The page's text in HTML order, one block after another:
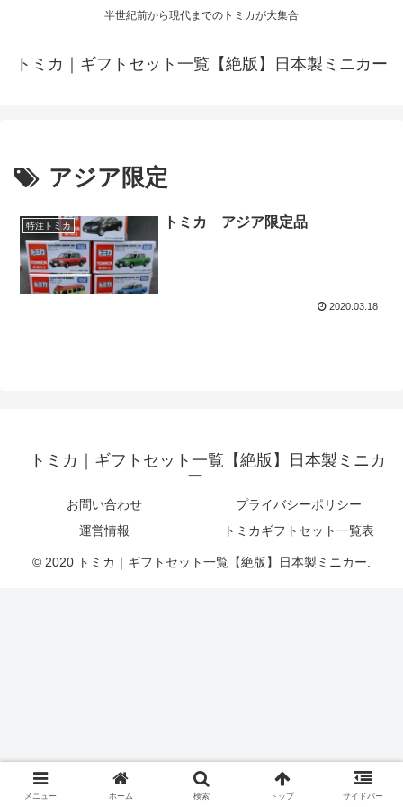
半世紀前から現代までのトミカが大集合
トミカ｜ギフトセット一覧【絶版】日本製ミニカー
アジア限定
特注トミカ トミカ アジア限定品
2020.03.18
トミカ｜ギフトセット一覧【絶版】日本製ミニカ
ー
お問い合わせ
プライバシーポリシー
運営情報
トミカギフトセット一覧表
© 2020 トミカ｜ギフトセット一覧【絶版】日本製ミニカー.
メニュー ホーム 検索 トップ サイドバー